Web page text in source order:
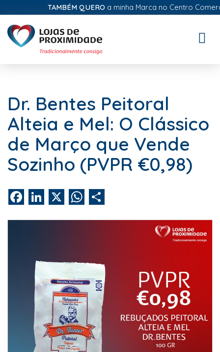
TAMBÉM QUEROa minha Marca no Centro
Dr. Bentes Peitoral
Alteia e Mel: O Clássico
de Março que Vende
Sozinho (PVPR €0,98)
FacebookLinkedIn WhatsApp